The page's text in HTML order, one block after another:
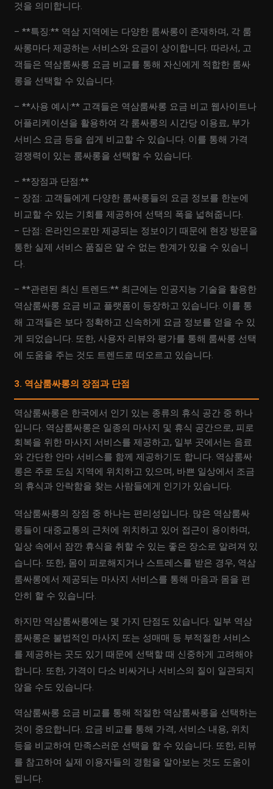
것을 의미합니다.
– **특징:** 역삼 지역에는 다양한 룸싸롱이 존재하며, 각 룸
싸롱마다 제공하는 서비스와 요금이 상이합니다. 따라서, 고
객들은 역삼룸싸롱 요금 비교를 통해 자신에게 적합한 룸싸
롱을 선택할 수 있습니다.
– **사용 예시:** 고객들은 역삼룸싸롱 요금 비교 웹사이트나
어플리케이션을 활용하여 각 룸싸롱의 시간당 이용료, 부가
서비스 요금 등을 쉽게 비교할 수 있습니다. 이를 통해 가격
경쟁력이 있는 룸싸롱을 선택할 수 있습니다.
– **장점과 단점:**
– 장점: 고객들에게 다양한 룸싸롱들의 요금 정보를 한눈에
비교할 수 있는 기회를 제공하여 선택의 폭을 넓혀줍니다.
– 단점: 온라인으로만 제공되는 정보이기 때문에 현장 방문을
통한 실제 서비스 품질은 알 수 없는 한계가 있을 수 있습니
다.
– **관련된 최신 트렌드:** 최근에는 인공지능 기술을 활용한
역삼룸싸롱 요금 비교 플랫폼이 등장하고 있습니다. 이를 통
해 고객들은 보다 정확하고 신속하게 요금 정보를 얻을 수 있
게 되었습니다. 또한, 사용자 리뷰와 평가를 통해 룸싸롱 선택
에 도움을 주는 것도 트렌드로 떠오르고 있습니다.
3. 역삼룸싸롱의 장점과 단점
역삼룸싸롱은 한국에서 인기 있는 종류의 휴식 공간 중 하나
입니다. 역삼룸싸롱은 일종의 마사지 및 휴식 공간으로, 피로
회복을 위한 마사지 서비스를 제공하고, 일부 곳에서는 음료
와 간단한 안마 서비스를 함께 제공하기도 합니다. 역삼룸싸
롱은 주로 도심 지역에 위치하고 있으며, 바쁜 일상에서 조금
의 휴식과 안락함을 찾는 사람들에게 인기가 있습니다.
역삼룸싸롱의 장점 중 하나는 편리성입니다. 많은 역삼룸싸
롱들이 대중교통의 근처에 위치하고 있어 접근이 용이하며,
일상 속에서 잠깐 휴식을 취할 수 있는 좋은 장소로 알려져 있
습니다. 또한, 몸이 피로해지거나 스트레스를 받은 경우, 역삼
룸싸롱에서 제공되는 마사지 서비스를 통해 마음과 몸을 편
안히 할 수 있습니다.
하지만 역삼룸싸롱에는 몇 가지 단점도 있습니다. 일부 역삼
룸싸롱은 불법적인 마사지 또는 성매매 등 부적절한 서비스
를 제공하는 곳도 있기 때문에 선택할 때 신중하게 고려해야
합니다. 또한, 가격이 다소 비싸거나 서비스의 질이 일관되지
않을 수도 있습니다.
역삼룸싸롱 요금 비교를 통해 적절한 역삼룸싸롱을 선택하는
것이 중요합니다. 요금 비교를 통해 가격, 서비스 내용, 위치
등을 비교하여 만족스러운 선택을 할 수 있습니다. 또한, 리뷰
를 참고하여 실제 이용자들의 경험을 알아보는 것도 도움이
됩니다.